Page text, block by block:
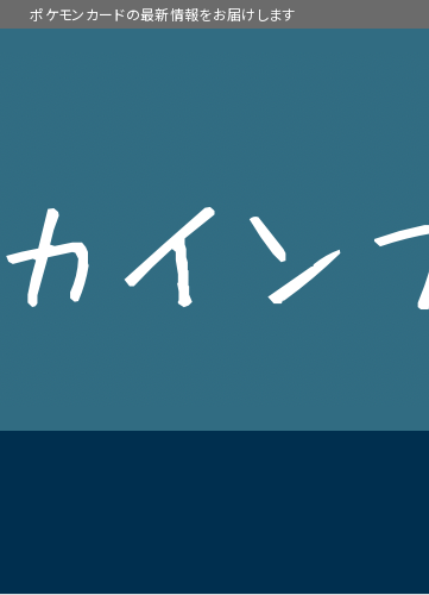
ポケモンカードの最新情報をお届けします